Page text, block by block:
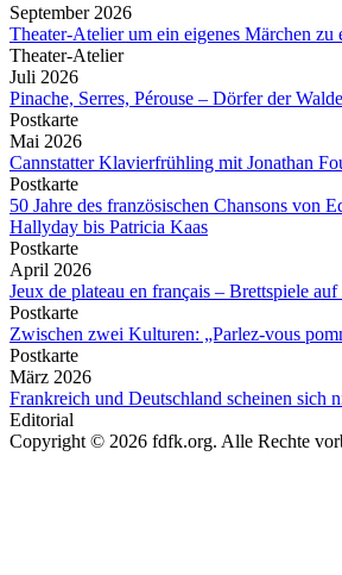
September 2026
Theater-Atelier um ein eigenes Märchen zu
Theater-Atelier
Juli 2026
Pinache, Serres, Pérouse – Dörfer der
Postkarte
Mai 2026
Cannstatter Klavierfrühling mit Jonathan
Postkarte
50 Jahre des französischen Chansons von
Hallyday bis Patricia Kaas
Postkarte
April 2026
Jeux de plateau en français – Brettspiele auf
Postkarte
Zwischen zwei Kulturen: „Parlez-vous
Postkarte
März 2026
Frankreich und Deutschland scheinen sich
Editorial
Copyright © 2026 fdfk.org. Alle Rechte